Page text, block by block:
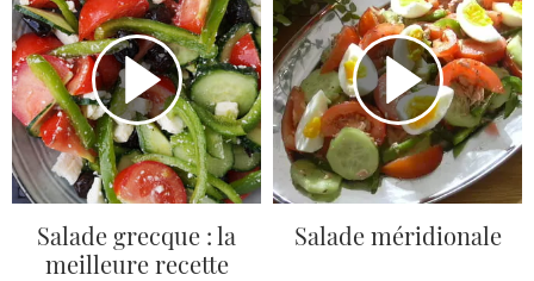
Salade grecque : la
meilleure recette
Salade méridionale